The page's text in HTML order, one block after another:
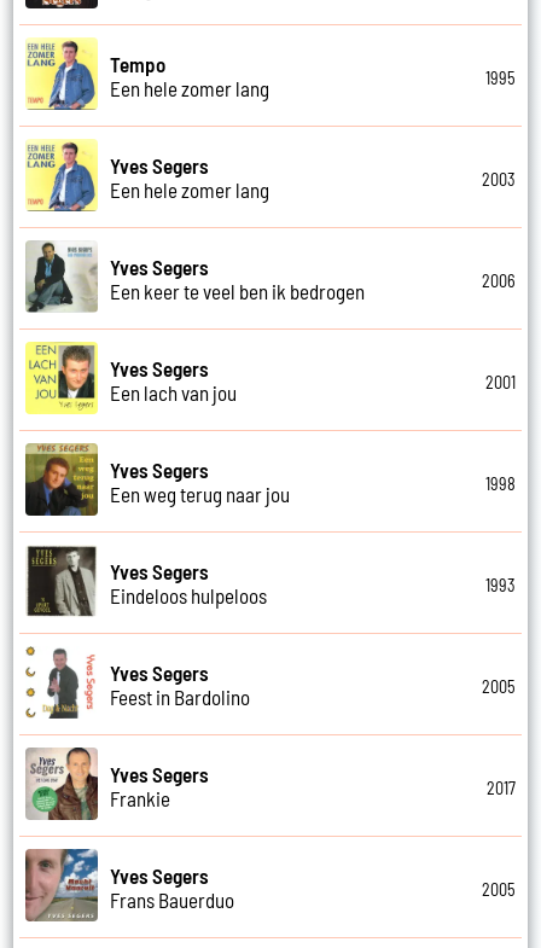
Tempo
Een hele zomer lang
1995
Yves Segers
Een hele zomer lang
2003
Yves Segers
Een keer te veel ben ik bedrogen
2006
Yves Segers
Een lach van jou
2001
Yves Segers
Een weg terug naar jou
1998
Yves Segers
Eindeloos hulpeloos
1993
Yves Segers
Feest in Bardolino
2005
Yves Segers
Frankie
2017
Yves Segers
Frans Bauerduo
2005